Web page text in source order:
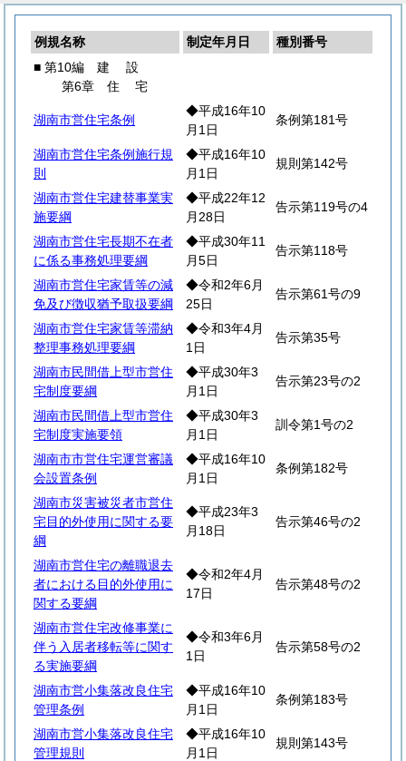
例規名称 制定年月日
種別番号
■ 第10編 建 設
第6章 住宅
湖南市営住宅条例
◆平成16年10
月1日
条例第181号
湖南市営住宅条例施行規
則
◆平成16年10
月1日
規則第142号
湖南市営住宅建替事業実
施要綱
◆平成22年12
月28日
告示第119号の4
湖南市営住宅長期不在者
に係る事務処理要綱
◆平成30年11
月5日
告示第118号
湖南市営住宅家賃等の減
免及び徴収猶予取扱要綱
◆令和2年6月
25日
告示第61号の9
湖南市営住宅家賃等滞納
整理事務処理要綱
◆令和3年4月
1日
告示第35号
湖南市民間借上型市営住
宅制度要綱
◆平成30年3
月1日
告示第23号の2
湖南市民間借上型市営住
宅制度実施要領
◆平成30年3
月1日
訓令第1号の2
湖南市市営住宅運営審議
会設置条例
◆平成16年10
月1日
条例第182号
湖南市災害被災者市営住
宅目的外使用に関する要
綱
◆平成23年3
月18日
告示第46号の2
湖南市営住宅の離職退去
者における目的外使用に
関する要綱
◆令和2年4月
17日
告示第48号の2
湖南市営住宅改修事業に
伴う入居者移転等に関す
る実施要綱
◆令和3年6月
1日
告示第58号の2
湖南市営小集落改良住宅
管理条例
◆平成16年10
月1日
条例第183号
湖南市営小集落改良住宅
管理規則
◆平成16年10
月1日
規則第143号